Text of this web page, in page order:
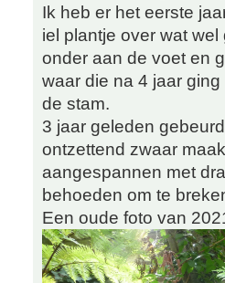
Ik heb er het eerste
iel plantje over wat
onder aan de voet en
waar die na 4 jaar
de stam.
3 jaar geleden
ontzettend zwaar
aangespannen met
behoeden om te
Een oude foto van